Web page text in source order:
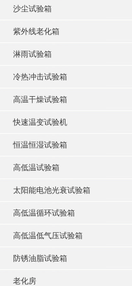
沙尘试验箱
紫外线老化箱
淋雨试验箱
冷热冲击试验箱
高温干燥试验箱
快速温变试验机
恒温恒湿试验箱
高低温试验箱
太阳能电池光衰试验箱
高低温循环试验箱
高低温低气压试验箱
防锈油脂试验箱
老化房